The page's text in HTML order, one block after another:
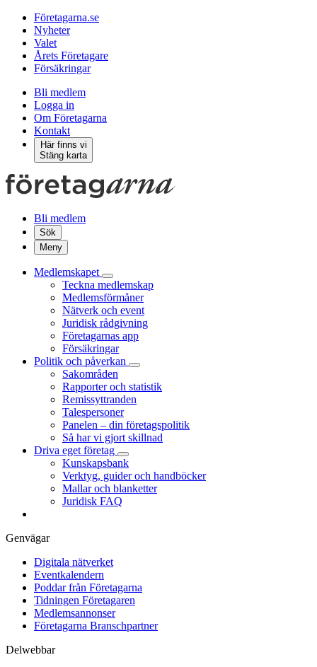
Företagarna.se
Nyheter
Valet
Årets Företagare
Försäkringar
Bli medlem
Logga in
Om Företagarna
Kontakt
Här finns vi
Stäng karta
Bli medlem
Sök
Meny
Medlemskapet
Teckna medlemskap
Medlemsförmåner
Nätverk och event
Juridisk rådgivning
Företagarnas app
Försäkringar
Politik och påverkan
Sakområden
Rapporter och statistik
Remissyttranden
Talespersoner
Panelen – din företagspolitik
Så har vi gjort skillnad
Driva eget företag
Kunskapsbank
Verktyg, guider och handböcker
Mallar och blanketter
Juridisk FAQ
Genvägar
Digitala nätverket
Eventkalendern
Poddar från Företagarna
Tidningen Företagaren
Medlemsannonser
Företagarna Branschpartner
Delwebbar